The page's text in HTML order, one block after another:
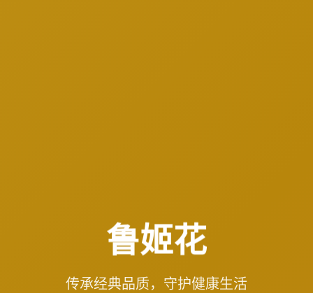
鲁姬花
传承经典品质，守护健康生活